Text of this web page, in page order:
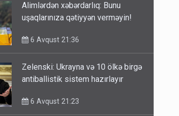
Alimlərdən xəbərdarlıq: Bunu
uşaqlarınıza qətiyyən verməyin!
6 Avqust 21:36
Zelenski: Ukrayna və 10 ölkə birgə
antiballistik sistem hazırlayır
6 Avqust 21:23